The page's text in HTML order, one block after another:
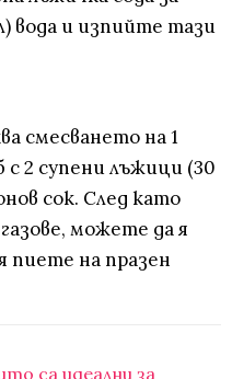
вода и изпийте тази
смесването на 1
с 2 супени лъжици (30
сок. След като
можете да я
пиете на празен
са идеални за